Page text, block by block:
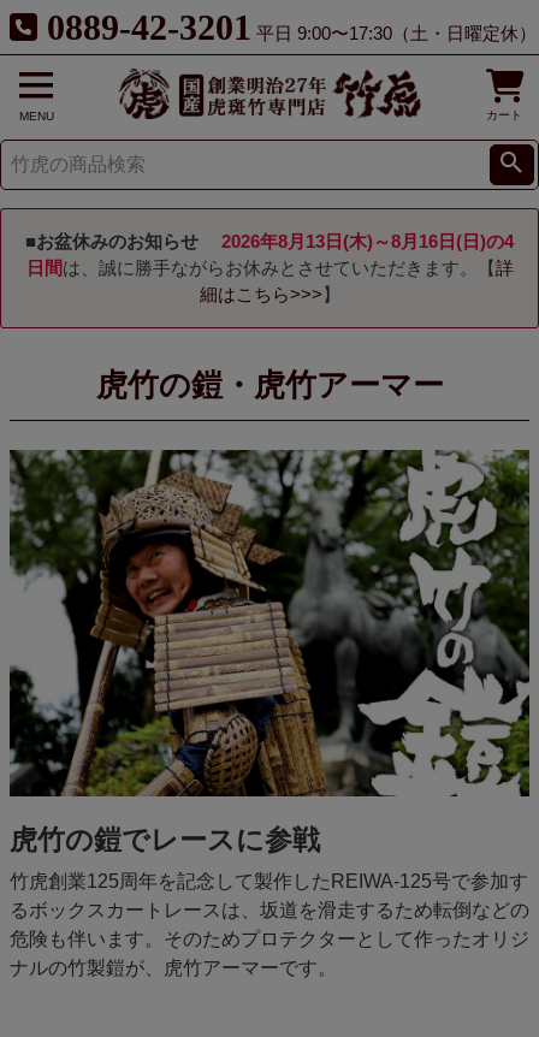
0889-42-3201 平日 9:00〜17:30（土・日曜定休）
MENU カート
■お盆休みのお知らせ
2026年8月13日(木)～8月16日(日)の4
日間は、誠に勝手ながらお休みとさせていただきます。【詳
細はこちら>>> 】
虎竹の鎧・虎竹アーマー
虎竹の鎧でレースに参戦
竹虎創業125周年を記念して製作したREIWA-125号で参加す
るボックスカートレースは、坂道を滑走するため転倒などの
危険も伴います。そのためプロテクターとして作ったオリジ
ナルの竹製鎧が、虎竹アーマーです。